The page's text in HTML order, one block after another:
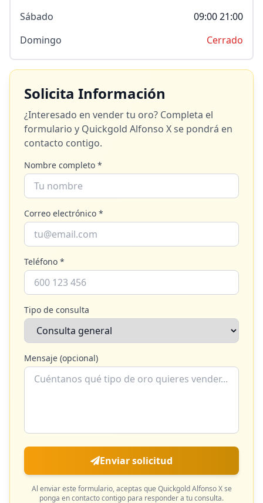
Sábado
09:00 21:00
Domingo
Cerrado
Solicita Información
¿Interesado en vender tu oro? Completa el
formulario y Quickgold Alfonso Xse pondrá en
contacto contigo.
Nombre completo *
Correo electrónico *
Teléfono *
Tipo de consulta
Mensaje (opcional)
Enviar solicitud
Al enviar este formulario, aceptas que Quickgold Alfonso Xse
ponga en contacto contigo para responder a tu consulta.